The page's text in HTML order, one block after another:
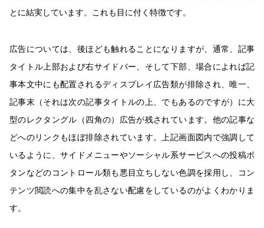
とに結実しています。これも目に付く特徴です。
広告については、後ほども触れることになりますが、通常、記事
タイトル上部および右サイドバー、そして下部、場合によれば記
事本文中にも配置されるディスプレイ広告類が排除され、唯一、
記事末（それは次の記事タイトルの上、でもあるのですが）に大
型のレクタングル（四角の）広告が残されています。他の記事な
どへのリンクもほぼ排除されています。上記画面図内で強調して
いるように、サイドメニューやソーシャル系サービスへの投稿ボ
タンなどのコントロール類も悪目立ちしない色調を採用し、コン
テンツ閲読への集中を乱さない配慮をしているのがよくわかりま
す。